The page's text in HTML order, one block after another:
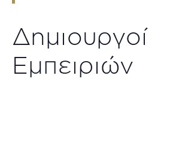
Δημιουργοί
Εμπειριών